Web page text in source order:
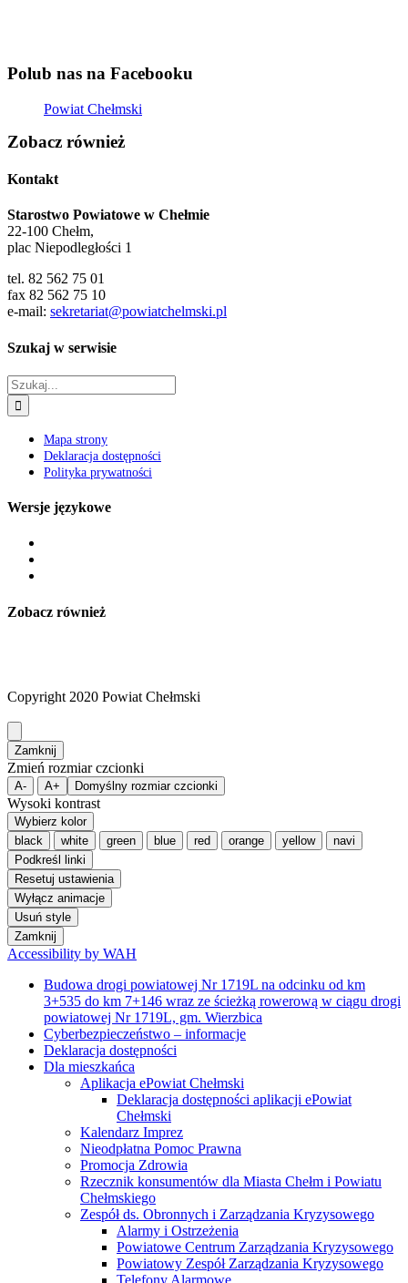
Polub nas na Facebooku
Powiat Chełmski
Zobacz również
Kontakt
Starostwo Powiatowe w Chełmie
22-100 Chełm,
plac Niepodległości 1
tel. 82 562 75 01
fax 82 562 75 10
e-mail: sekretariat@powiatchelmski.pl
Szukaj w serwisie
Szukaj
Mapa strony
Deklaracja dostępności
Polityka prywatności
Wersje językowe
Zobacz również
Copyright 2020 Powiat Chełmski
Zamknij
Zmień rozmiar czcionki
A- A+ Domyślny rozmiar czcionki
Wysoki kontrast
Wybierz kolor
black
white green blue red orange yellow
navi
Podkreśl linki
Resetuj ustawienia
Wyłącz animacje
Usuń style
Zamknij
Accessibility by WAH
Budowa drogi powiatowej Nr 1719L na odcinku od km
3+535 do km 7+146 wraz ze ścieżką rowerową w ciągu drogi
powiatowej Nr 1719L, gm. Wierzbica
Cyberbezpieczeństwo – informacje
Deklaracja dostępności
Dla mieszkańca
Aplikacja ePowiat Chełmski
Deklaracja dostępności aplikacji ePowiat
Chełmski
Kalendarz Imprez
Nieodpłatna Pomoc Prawna
Promocja Zdrowia
Rzecznik konsumentów dla Miasta Chełm i Powiatu
Chełmskiego
Zespół ds. Obronnych i Zarządzania Kryzysowego
Alarmy i Ostrzeżenia
Powiatowe Centrum Zarządzania Kryzysowego
Powiatowy Zespół Zarządzania Kryzysowego
Telefony Alarmowe